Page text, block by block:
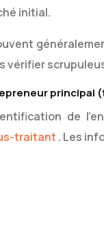
initial.
vérifier
principal
de
traitant . Les